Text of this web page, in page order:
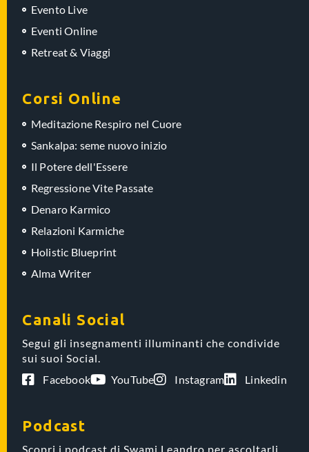
Evento Live
Eventi Online
Retreat & Viaggi
Corsi Online
Meditazione Respiro nel Cuore
Sankalpa: seme nuovo inizio
Il Potere dell'Essere
Regressione Vite Passate
Denaro Karmico
Relazioni Karmiche
Holistic Blueprint
Alma Writer
Canali Social
Segui gli insegnamenti illuminanti che condivide
sui suoi Social.
Facebook
YouTube Instagram Linkedin
Podcast
Scopri i podcast di Swami Leandro per ascoltarli